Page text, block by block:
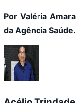
Por Valéria
da Agência Saúde.